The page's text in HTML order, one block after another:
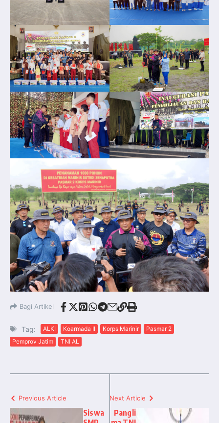
Bagi Artikel
Tag: ALKI Koarmada II Korps Marinir
Pasmar 2
Pemprov Jatim
TNI AL
Previous Article
Siswa
Next Article
Pangli